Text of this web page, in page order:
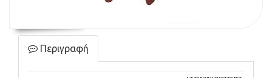
Περιγραφή